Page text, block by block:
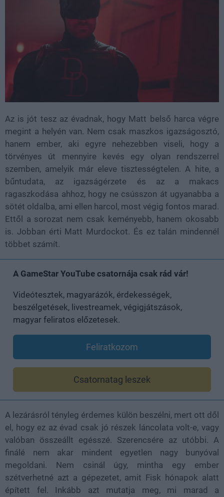
Az is jót tesz az évadnak, hogy Matt belső harca végre
megint a helyén van. Nem csak maszkos igazságosztó,
hanem ember, aki egyre nehezebben viseli, hogy a
törvényes út mennyire kevés egy olyan rendszerrel
szemben, amelyik már eleve tisztességtelen. A hite, a
bűntudata, az igazságérzete és az a makacs
ragaszkodása ahhoz, hogy ne csússzon át ugyanabba a
sötét oldalba, ami ellen harcol, most végig fontos marad.
Ettől a sorozat nem csak keményebb, hanem okosabb
is. Jobban érti Matt Murdockot. És ez talán mindennél
többet számít.
A GameStar YouTube csatornája csak rád vár!
Videótesztek, magyarázók, érdekességek,
beszélgetések, livestreamek, végigjátszások,
magyar feliratos előzetesek.
Feliratkozom
Csatornatag leszek
A lezárásról tényleg érdemes külön beszélni, mert ott dől
el, hogy ez az évad csak jó részek láncolata volt-e, vagy
valóban összeállt egésszé. Szerencsére az utóbbi. A
finálé nem akar mindent egyetlen nagy bunyóval
megoldani. Nem csinál úgy, mintha egy ember
szétverhetné azt a gépezetet, amit Fisk hónapok alatt
épített fel. Inkább azt mutatja meg, mi marad a